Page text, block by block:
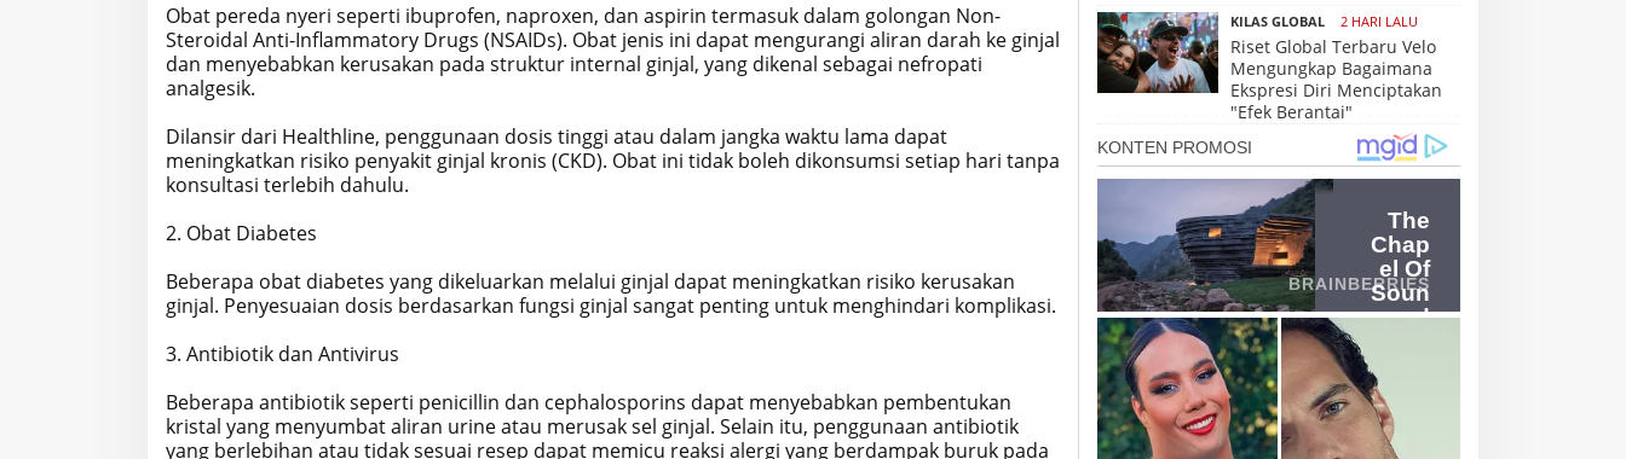
Obat pereda nyeri seperti ibuprofen, naproxen, dan aspirin termasuk dalam golongan Non-
Steroidal Anti-Inflammatory Drugs (NSAIDs). Obat jenis ini dapat mengurangi aliran darah ke ginjal
dan menyebabkan kerusakan pada struktur internal ginjal, yang dikenal sebagai nefropati
analgesik.
Dilansir dari Healthline, penggunaan dosis tinggi atau dalam jangka waktu lama dapat
meningkatkan risiko penyakit ginjal kronis (CKD). Obat ini tidak boleh dikonsumsi setiap hari tanpa
konsultasi terlebih dahulu.
2. Obat Diabetes
Beberapa obat diabetes yang dikeluarkan melalui ginjal dapat meningkatkan risiko kerusakan
ginjal. Penyesuaian dosis berdasarkan fungsi ginjal sangat penting untuk menghindari komplikasi.
3. Antibiotik dan Antivirus
Beberapa antibiotik seperti penicillin dan cephalosporins dapat menyebabkan pembentukan
kristal yang menyumbat aliran urine atau merusak sel ginjal. Selain itu, penggunaan antibiotik
yang berlebihan atau tidak sesuai resep dapat memicu reaksi alergi yang berdampak buruk pada
KILAS GLOBAL 2 HARI LALU
Riset Global Terbaru Velo
Mengungkap Bagaimana
Ekspresi Diri Menciptakan
"Efek Berantai"